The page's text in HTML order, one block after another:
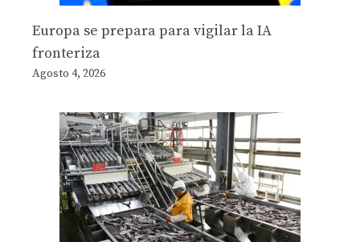
Europa se prepara para vigilar la IA
fronteriza
Agosto 4, 2026